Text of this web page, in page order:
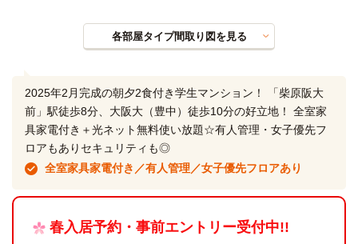
各部屋タイプ間取り図を見る
2025年2月完成の朝夕2食付き学生マンション！ 「柴原阪大
前」駅徒歩8分、大阪大（豊中）徒歩10分の好立地！ 全室家
具家電付き＋光ネット無料使い放題☆有人管理・女子優先フ
ロアもありセキュリティも◎
全室家具家電付き／有人管理／女子優先フロアあり
春入居予約・事前エントリー受付中!!